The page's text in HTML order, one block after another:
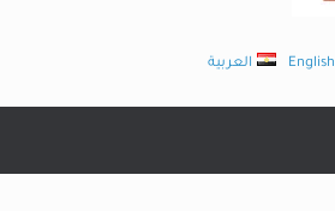
العربية English